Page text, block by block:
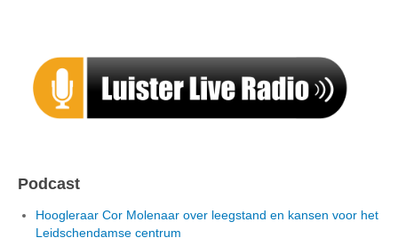
Podcast
Hoogleraar Cor Molenaar over leegstand en kansen voor het
Leidschendamse centrum